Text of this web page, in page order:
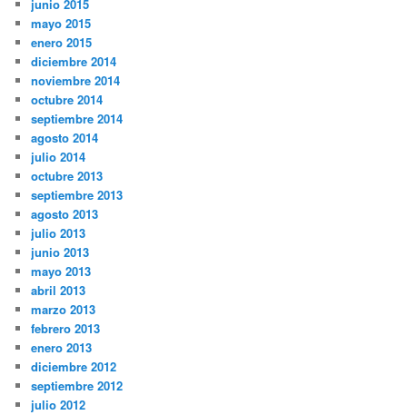
junio 2015
mayo 2015
enero 2015
diciembre 2014
noviembre 2014
octubre 2014
septiembre 2014
agosto 2014
julio 2014
octubre 2013
septiembre 2013
agosto 2013
julio 2013
junio 2013
mayo 2013
abril 2013
marzo 2013
febrero 2013
enero 2013
diciembre 2012
septiembre 2012
julio 2012